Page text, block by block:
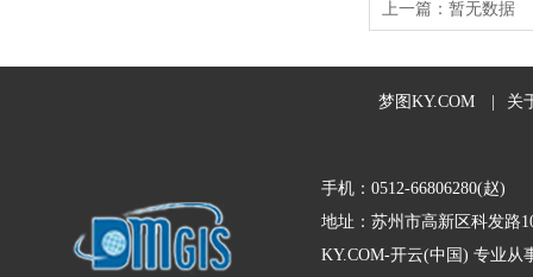
上一篇： 暂无数据
梦图KY.COM 关
手机：0512-66806280(赵)
地址：苏州市高新区科发路
KY.COM-开云(中国) 专业从